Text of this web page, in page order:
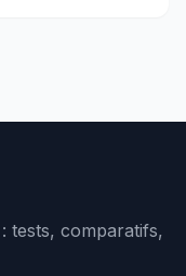
tests, comparatifs,